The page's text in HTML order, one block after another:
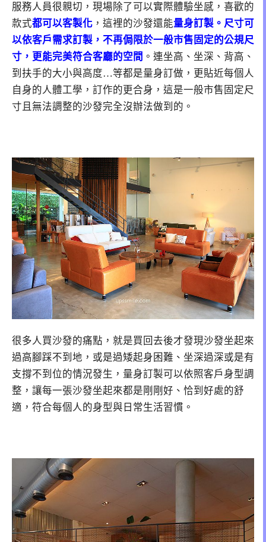
服務人員很親切，現場除了可以實際體驗坐感，喜歡的
款式都可以客製化 ，這裡的沙發還能量身訂製。尺寸可
以依客戶需求訂製，不再侷限於一般市售固定的公規尺
寸，更能完美符合客廳的空間 。連坐高、坐深、背高、
到扶手的大小與高度…等都是量身訂做，更貼近每個人
自身的人體工學，訂作的更合身，這是一般市售固定尺
寸且無法調整的沙發完全沒辦法做到的。
很多人買沙發的痛點，就是買回去後才發現沙發坐起來
過高腳踩不到地，或是過矮起身困難、坐深過深或是有
支撐不到位的情況發生，量身訂製可以依照客戶身型調
整，讓每一張沙發坐起來都是剛剛好、恰到好處的舒
適，符合每個人的身型與日常生活習慣。